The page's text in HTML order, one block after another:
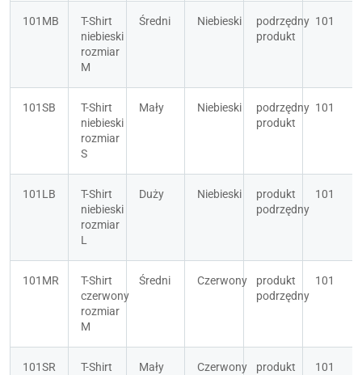
101MB
T-Shirt
niebieski
rozmiar
M
Średni Niebieski
podrzędny
produkt
101
101SB
T-Shirt
niebieski
rozmiar
S
Mały Niebieski
podrzędny
produkt
101
101LB
T-Shirt
niebieski
rozmiar
L
Duży Niebieski
produkt
podrzędny
101
101MR
T-Shirt
czerwony
rozmiar
M
Średni Czerwony
produkt
podrzędny
101
101SR
T-Shirt
Mały Czerwony
produkt
101